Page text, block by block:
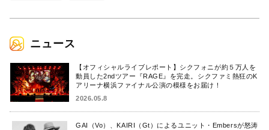
ニュース
【オフィシャルライブレポート】シクフォニが約５万人を
動員した2ndツアー『RAGE』を完走。シクファミ熱狂のK
アリーナ横浜ファイナル公演の模様をお届け！
2026.05.8
GAI（Vo）、KAIRI（Gt）によるユニット・Embersが怒涛